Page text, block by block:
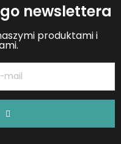
newslettera
produktami i